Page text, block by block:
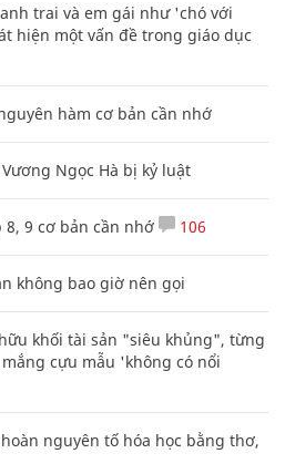
trai và em gái như 'chó với
hiện một vấn đề trong giáo dục
hàm cơ bản cần nhớ
Ngọc Hà bị kỷ luật
8, 9 cơ bản cần nhớ 106
không bao giờ nên gọi
khối tài sản "siêu khủng", từng
cựu mẫu 'không có nổi
nguyên tố hóa học bằng thơ,